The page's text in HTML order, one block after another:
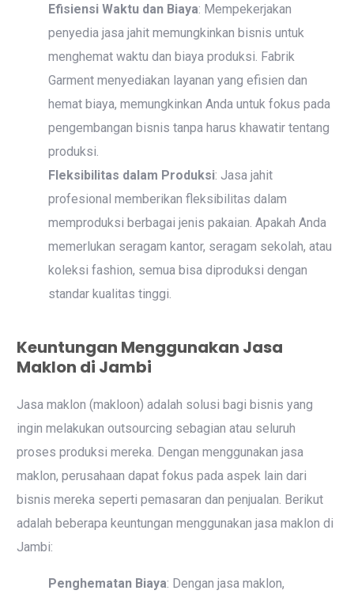
Efisiensi Waktu dan Biaya: Mempekerjakan
penyedia jasa jahit memungkinkan bisnis untuk
menghemat waktu dan biaya produksi. Fabrik
Garment menyediakan layanan yang efisien dan
hemat biaya, memungkinkan Anda untuk fokus pada
pengembangan bisnis tanpa harus khawatir tentang
produksi.
Fleksibilitas dalam Produksi: Jasa jahit
profesional memberikan fleksibilitas dalam
memproduksi berbagai jenis pakaian. Apakah Anda
memerlukan seragam kantor, seragam sekolah, atau
koleksi fashion, semua bisa diproduksi dengan
standar kualitas tinggi.
Keuntungan Menggunakan Jasa
Maklon di Jambi
Jasa maklon (makloon) adalah solusi bagi bisnis yang
ingin melakukan outsourcing sebagian atau seluruh
proses produksi mereka. Dengan menggunakan jasa
maklon, perusahaan dapat fokus pada aspek lain dari
bisnis mereka seperti pemasaran dan penjualan. Berikut
adalah beberapa keuntungan menggunakan jasa maklon di
Jambi:
Penghematan Biaya: Dengan jasa maklon,